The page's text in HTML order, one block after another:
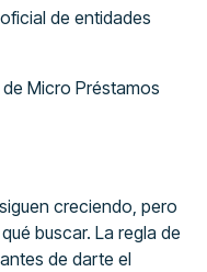
de entidades
Micro Préstamos
creciendo, pero
buscar. La regla de
de darte el